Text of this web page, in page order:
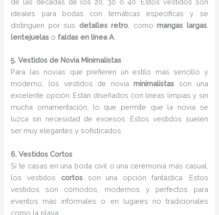
de las décadas de los 20, 30 o 40. Estos vestidos son
ideales para bodas con temáticas específicas y se
distinguen por sus detalles retro , comomangas largas,
lentejuelas o faldas en línea A
5. Vestidos de Novia Minimalistas
Para las novias que prefieren un estilo más sencillo y
moderno, los vestidos de noviaminimalistas son una
excelente opción. Están diseñados con líneas limpias y sin
mucha ornamentación, lo que permite que la novia se
luzca sin necesidad de excesos. Estos vestidos suelen
ser muy elegantes y sofisticados.
6. Vestidos Cortos
Si te casas en una boda civil o una ceremonia más casual,
los vestidos cortosson una opción fantástica. Estos
vestidos son cómodos, modernos y perfectos para
eventos más informales o en lugares no tradicionales
como la playa.